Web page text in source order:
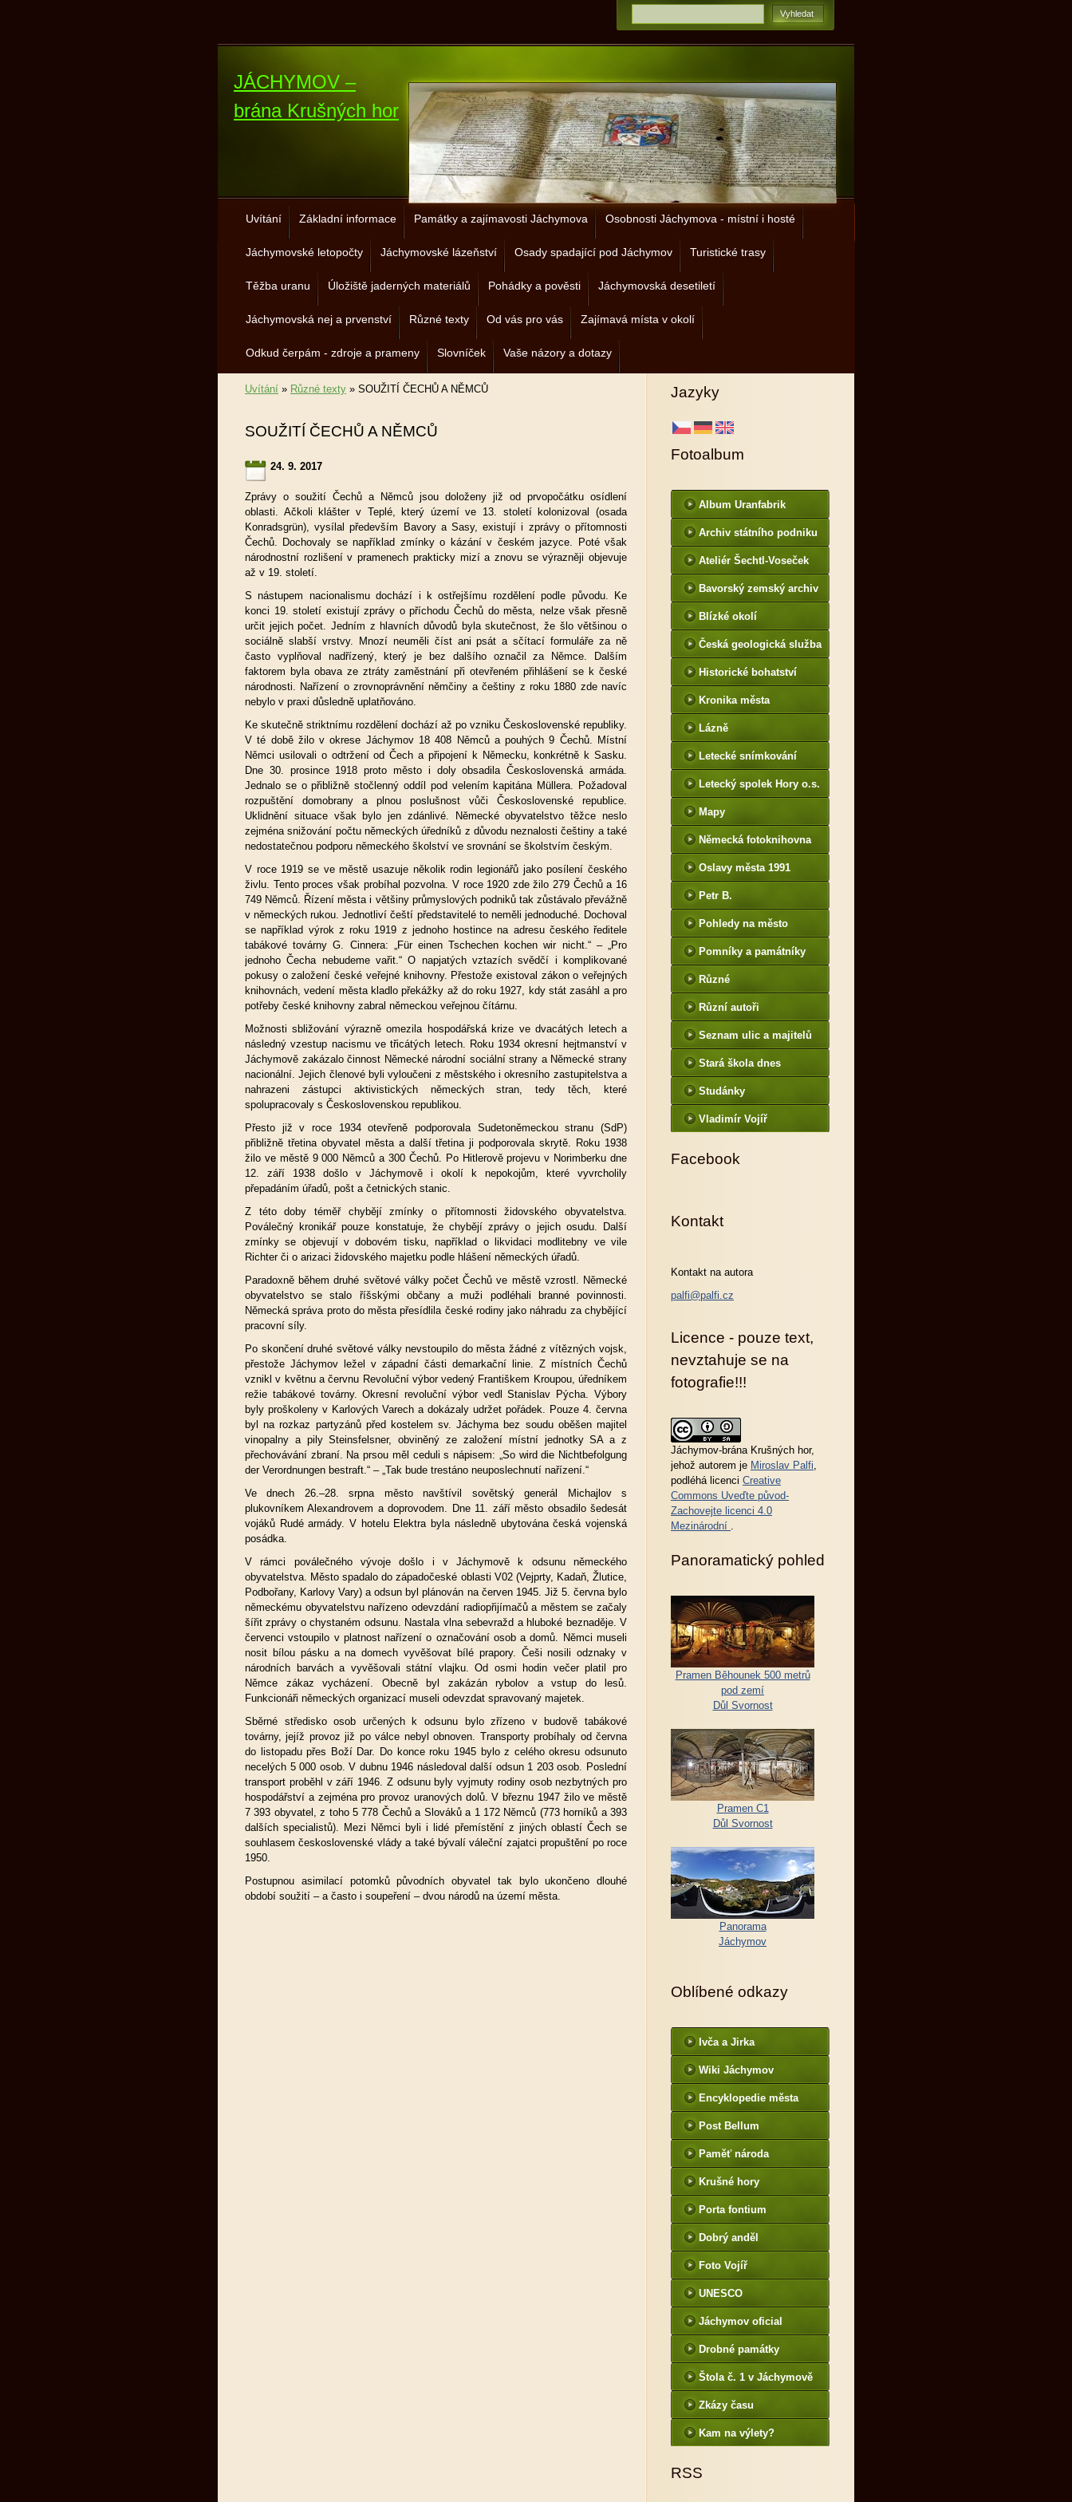
JÁCHYMOV –
brána Krušných hor
Uvítání Základní informace Památky a zajímavosti Jáchymova Osobnosti Jáchymova - místní i hosté
Jáchymovské letopočty Jáchymovské lázeňství Osady spadající pod Jáchymov Turistické trasy
Těžba uranu Úložiště jaderných materiálů Pohádky a pověsti Jáchymovská desetiletí
Jáchymovská nej a prvenství Různé texty Od vás pro vás Zajímavá místa v okolí
Odkud čerpám - zdroje a prameny Slovníček Vaše názory a dotazy
Uvítání » Různé texty » SOUŽITÍ ČECHŮ A NĚMCŮ
SOUŽITÍ ČECHŮ A NĚMCŮ
24. 9. 2017
Zprávy o soužití Čechů a Němců jsou doloženy již od prvopočátku osídlení
oblasti. Ačkoli klášter v Teplé, který území ve 13. století kolonizoval (osada
Konradsgrün), vysílal především Bavory a Sasy, existují i zprávy o přítomnosti
Čechů. Dochovaly se například zmínky o kázání v českém jazyce. Poté však
národnostní rozlišení v pramenech prakticky mizí a znovu se výrazněji objevuje
až v 19. století.
S nástupem nacionalismu dochází i k ostřejšímu rozdělení podle původu. Ke
konci 19. století existují zprávy o příchodu Čechů do města, nelze však přesně
určit jejich počet. Jedním z hlavních důvodů byla skutečnost, že šlo většinou o
sociálně slabší vrstvy. Mnozí neuměli číst ani psát a sčítací formuláře za ně
často vyplňoval nadřízený, který je bez dalšího označil za Němce. Dalším
faktorem byla obava ze ztráty zaměstnání při otevřeném přihlášení se k české
národnosti. Nařízení o zrovnoprávnění němčiny a češtiny z roku 1880 zde navíc
nebylo v praxi důsledně uplatňováno.
Ke skutečně striktnímu rozdělení dochází až po vzniku Československé republiky.
V té době žilo v okrese Jáchymov 18 408 Němců a pouhých 9 Čechů. Místní
Němci usilovali o odtržení od Čech a připojení k Německu, konkrétně k Sasku.
Dne 30. prosince 1918 proto město i doly obsadila Československá armáda.
Jednalo se o přibližně stočlenný oddíl pod velením kapitána Müllera. Požadoval
rozpuštění domobrany a plnou poslušnost vůči Československé republice.
Uklidnění situace však bylo jen zdánlivé. Německé obyvatelstvo těžce neslo
zejména snižování počtu německých úředníků z důvodu neznalosti češtiny a také
nedostatečnou podporu německého školství ve srovnání se školstvím českým.
V roce 1919 se ve městě usazuje několik rodin legionářů jako posílení českého
živlu. Tento proces však probíhal pozvolna. V roce 1920 zde žilo 279 Čechů a 16
749 Němců. Řízení města i většiny průmyslových podniků tak zůstávalo převážně
v německých rukou. Jednotliví čeští představitelé to neměli jednoduché. Dochoval
se například výrok z roku 1919 z jednoho hostince na adresu českého ředitele
tabákové továrny G. Cinnera: „Für einen Tschechen kochen wir nicht.“ – „Pro
jednoho Čecha nebudeme vařit.“ O napjatých vztazích svědčí i komplikované
pokusy o založení české veřejné knihovny. Přestože existoval zákon o veřejných
knihovnách, vedení města kladlo překážky až do roku 1927, kdy stát zasáhl a pro
potřeby české knihovny zabral německou veřejnou čítárnu.
Možnosti sbližování výrazně omezila hospodářská krize ve dvacátých letech a
následný vzestup nacismu ve třicátých letech. Roku 1934 okresní hejtmanství v
Jáchymově zakázalo činnost Německé národní sociální strany a Německé strany
nacionální. Jejich členové byli vyloučeni z městského i okresního zastupitelstva a
nahrazeni zástupci aktivistických německých stran, tedy těch, které
spolupracovaly s Československou republikou.
Přesto již v roce 1934 otevřeně podporovala Sudetoněmeckou stranu (SdP)
přibližně třetina obyvatel města a další třetina ji podporovala skrytě. Roku 1938
žilo ve městě 9 000 Němců a 300 Čechů. Po Hitlerově projevu v Norimberku dne
12. září 1938 došlo v Jáchymově i okolí k nepokojům, které vyvrcholily
přepadáním úřadů, pošt a četnických stanic.
Z této doby téměř chybějí zmínky o přítomnosti židovského obyvatelstva.
Poválečný kronikář pouze konstatuje, že chybějí zprávy o jejich osudu. Další
zmínky se objevují v dobovém tisku, například o likvidaci modlitebny ve vile
Richter či o arizaci židovského majetku podle hlášení německých úřadů.
Paradoxně během druhé světové války počet Čechů ve městě vzrostl. Německé
obyvatelstvo se stalo říšskými občany a muži podléhali branné povinnosti.
Německá správa proto do města přesídlila české rodiny jako náhradu za chybějící
pracovní síly.
Po skončení druhé světové války nevstoupilo do města žádné z vítězných vojsk,
přestože Jáchymov ležel v západní části demarkační linie. Z místních Čechů
vznikl v květnu a červnu Revoluční výbor vedený Františkem Kroupou, úředníkem
režie tabákové továrny. Okresní revoluční výbor vedl Stanislav Pýcha. Výbory
byly proškoleny v Karlových Varech a dokázaly udržet pořádek. Pouze 4. června
byl na rozkaz partyzánů před kostelem sv. Jáchyma bez soudu oběšen majitel
vinopalny a pily Steinsfelsner, obviněný ze založení místní jednotky SA a z
přechovávání zbraní. Na prsou měl ceduli s nápisem: „So wird die Nichtbefolgung
der Verordnungen bestraft.“ – „Tak bude trestáno neuposlechnutí nařízení.“
Ve dnech 26.–28. srpna město navštívil sovětský generál Michajlov s
plukovníkem Alexandrovem a doprovodem. Dne 11. září město obsadilo šedesát
vojáků Rudé armády. V hotelu Elektra byla následně ubytována česká vojenská
posádka.
V rámci poválečného vývoje došlo i v Jáchymově k odsunu německého
obyvatelstva. Město spadalo do západočeské oblasti V02 (Vejprty, Kadaň, Žlutice,
Podbořany, Karlovy Vary) a odsun byl plánován na červen 1945. Již 5. června bylo
německému obyvatelstvu nařízeno odevzdání radiopřijímačů a městem se začaly
šířit zprávy o chystaném odsunu. Nastala vlna sebevražd a hluboké beznaděje. V
červenci vstoupilo v platnost nařízení o označování osob a domů. Němci museli
nosit bílou pásku a na domech vyvěšovat bílé prapory. Češi nosili odznaky v
národních barvách a vyvěšovali státní vlajku. Od osmi hodin večer platil pro
Němce zákaz vycházení. Obecně byl zakázán rybolov a vstup do lesů.
Funkcionáři německých organizací museli odevzdat spravovaný majetek.
Sběrné středisko osob určených k odsunu bylo zřízeno v budově tabákové
továrny, jejíž provoz již po válce nebyl obnoven. Transporty probíhaly od června
do listopadu přes Boží Dar. Do konce roku 1945 bylo z celého okresu odsunuto
necelých 5 000 osob. V dubnu 1946 následoval další odsun 1 203 osob. Poslední
transport proběhl v září 1946. Z odsunu byly vyjmuty rodiny osob nezbytných pro
hospodářství a zejména pro provoz uranových dolů. V březnu 1947 žilo ve městě
7 393 obyvatel, z toho 5 778 Čechů a Slováků a 1 172 Němců (773 horníků a 393
dalších specialistů). Mezi Němci byli i lidé přemístění z jiných oblastí Čech se
souhlasem československé vlády a také bývalí váleční zajatci propuštění po roce
1950.
Postupnou asimilací potomků původních obyvatel tak bylo ukončeno dlouhé
období soužití – a často i soupeření – dvou národů na území města.
Jazyky
Fotoalbum
Album Uranfabrik
Archiv státního podniku
Ateliér Šechtl-Voseček
Bavorský zemský archiv
http://www.gda.bayern.de
Blízké okolí
Česká geologická služba
Historické bohatství
Kronika města
http://www.portafontium.
Lázně
Letecké snímkování
Letecký spolek Hory o.s.
Mapy
Německá fotoknihovna
http://www.deutschefotot
hek.de
Oslavy města 1991
Petr B.
(PB14.zonerama.com,
takatiky.rajce.idnes.cz)
Pohledy na město
Pomníky a památníky
Různé
Různí autoři
Seznam ulic a majitelů
Stará škola dnes
Studánky
Vladimír Vojíř
Facebook
Kontakt
Kontakt na autora
palfi@palfi.cz
Licence - pouze text,
nevztahuje se na
fotografie!!!
Jáchymov-brána Krušných hor,
jehož autorem je Miroslav Palfi,
podléhá licenci Creative
Commons Uveďte původ-
Zachovejte licenci 4.0
Mezinárodní .
Panoramatický pohled
Pramen Běhounek 500 metrů
pod zemí
Důl Svornost
Pramen C1
Důl Svornost
Panorama
Jáchymov
Oblíbené odkazy
Ivča a Jirka
Wiki Jáchymov
Encyklopedie města
Post Bellum
Paměť národa
Krušné hory
Porta fontium
Dobrý anděl
Foto Vojíř
UNESCO
Jáchymov oficial
Drobné památky
Štola č. 1 v Jáchymově
Zkázy času
Kam na výlety?
RSS